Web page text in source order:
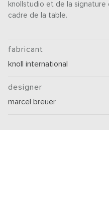
knollstudio et de la signature
cadre de la table.
fabricant
knoll international
designer
marcel breuer